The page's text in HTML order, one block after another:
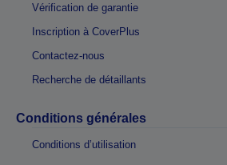
Vérification de garantie
Inscription à CoverPlus
Contactez-nous
Recherche de détaillants
Conditions générales
Conditions d’utilisation